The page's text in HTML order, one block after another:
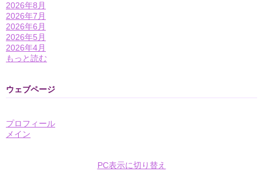
2026年8月
2026年7月
2026年6月
2026年5月
2026年4月
もっと読む
ウェブページ
プロフィール
メイン
PC表示に切り替え